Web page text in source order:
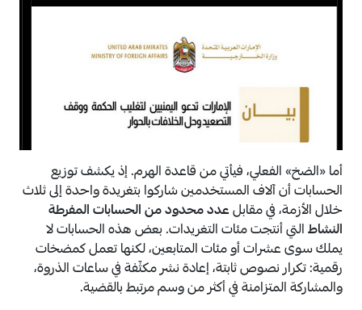
أما «الضخ» الفعلي، فيأتي من قاعدة الهرم. إذ يكشف توزيع
الحسابات أن آلاف المستخدمين شاركوا بتغريدة واحدة إلى ثلاث
خلال الأزمة، في مقابلعدد محدود من الحسابات المفرطة
النشاطالتي أنتجت مئات التغريدات. بعض هذه الحسابات لا
يملك سوى عشرات أو مئات المتابعين، لكنها تعمل كمضخات
رقمية: تكرار نصوص ثابتة، إعادة نشر مكثّفة في ساعات الذروة،
والمشاركة المتزامنة في أكثر من وسم مرتبط بالقضية.